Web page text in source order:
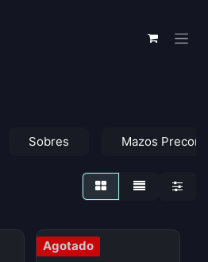
Sobres Mazos
Agotado